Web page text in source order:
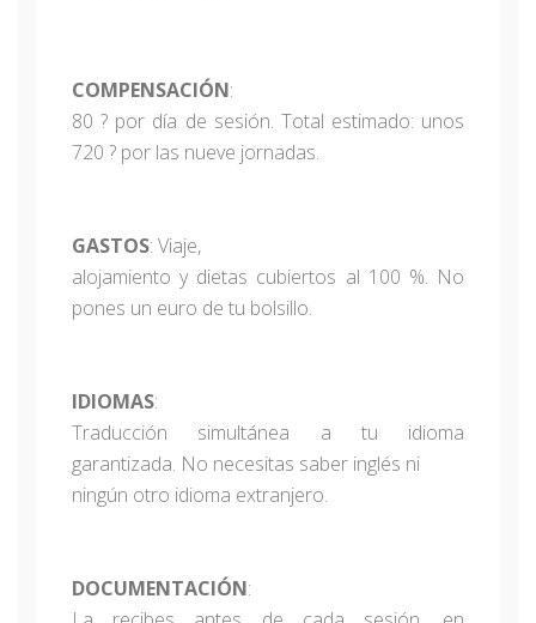
COMPENSACIÓN:
80 ? por día de sesión. Total estimado: unos
720 ? por las nueve jornadas.
GASTOS: Viaje,
alojamiento y dietas cubiertos al 100 %. No
pones un euro de tu bolsillo.
IDIOMAS:
Traducción simultánea a tu idioma
garantizada. No necesitas saber inglés ni
ningún otro idioma extranjero.
DOCUMENTACIÓN: